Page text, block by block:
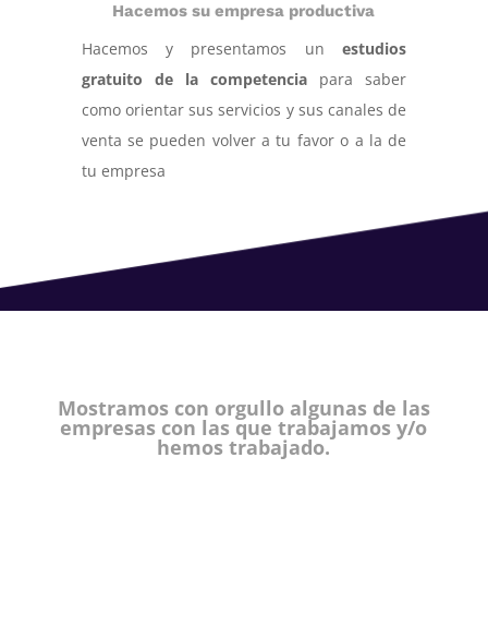
Hacemos su empresa productiva
Hacemos y presentamos unestudios
gratuito de la competencia para saber
como orientar sus servicios y sus canales de
venta se pueden volver a tu favor o a la de
tu empresa
Mostramos con orgullo algunas de las
empresas con las que trabajamos y/o
hemos trabajado.